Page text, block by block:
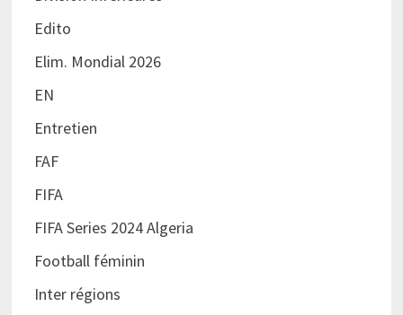
Edito
Elim. Mondial 2026
EN
Entretien
FAF
FIFA
FIFA Series 2024 Algeria
Football féminin
Inter régions